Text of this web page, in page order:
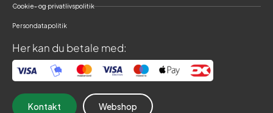
Cookie- og privatlivspolitik
Persondatapolitik
Her kan du betale med:
Kontakt Webshop